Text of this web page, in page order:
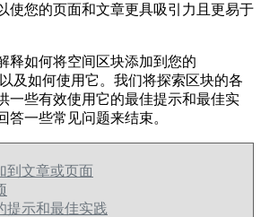
使您的页面和文章更具吸引力且更易于
释如何将空间区块添加到您的
及如何使用它。我们将探索区块的各
一些有效使用它的最佳提示和最佳实
答一些常见问题来结束。
到文章或页面
提示和最佳实践